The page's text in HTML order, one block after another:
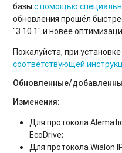
базыс помощью
обновления прошёл
"3.10.1" и новее
Пожалуйста, при
соответствующей
Обновленные/
Изменения:
Для протокола
EcoDrive;
Для протокола Wialon